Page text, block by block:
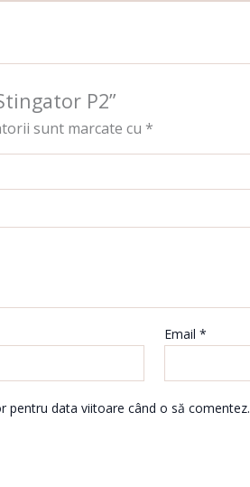
P2”
sunt marcate cu *
Email*
pentru data viitoare când o să comentez.